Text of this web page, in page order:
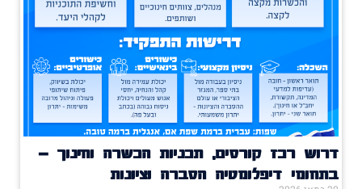
דרוש רכז קורסים, תכניות הכשרה וחינוך –
בתחומי דיפלומטיה הסברה וציונות